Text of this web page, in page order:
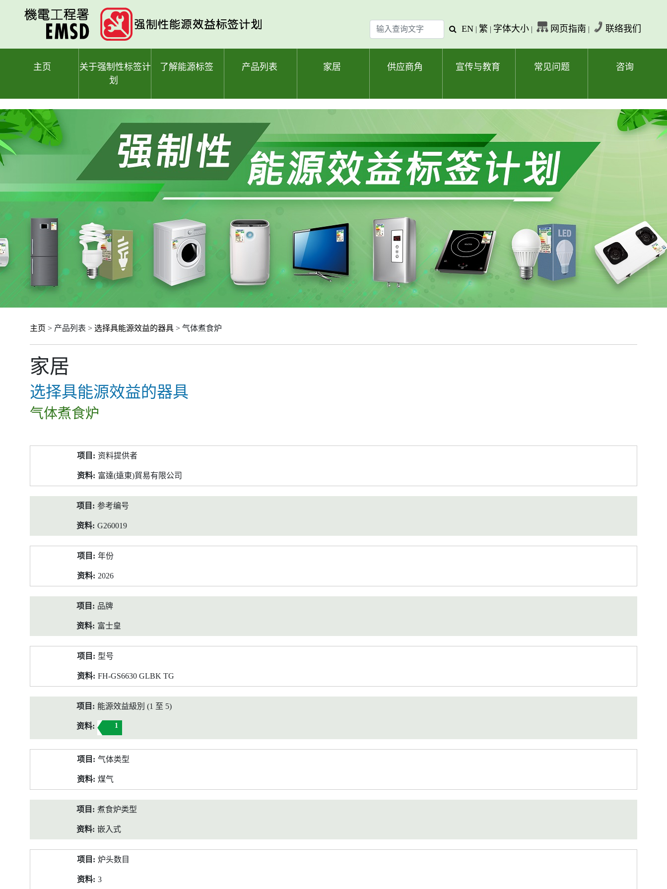
输
入
查
查
字
EN | 繁 | 字体大小 | 网页指南 | 联络我们
主页
关于强制性标签计
划
了解能源标签 产品列表 家居 供应商角 宣传与教育 常见问题 咨询
主页 > 产品列表 > 选择具能源效益的器具 > 气体煮食炉
家居
选择具能源效益的器具
气体煮食炉
料
资料提供者
富達(遠東)貿易有限公司
参考编号
G260019
年份
2026
品牌
富士皇
型号
FH-GS6630 GLBK TG
能源效益級別 (1 至 5)
1
气体类型
煤气
煮食炉类型
嵌入式
炉头数目
3